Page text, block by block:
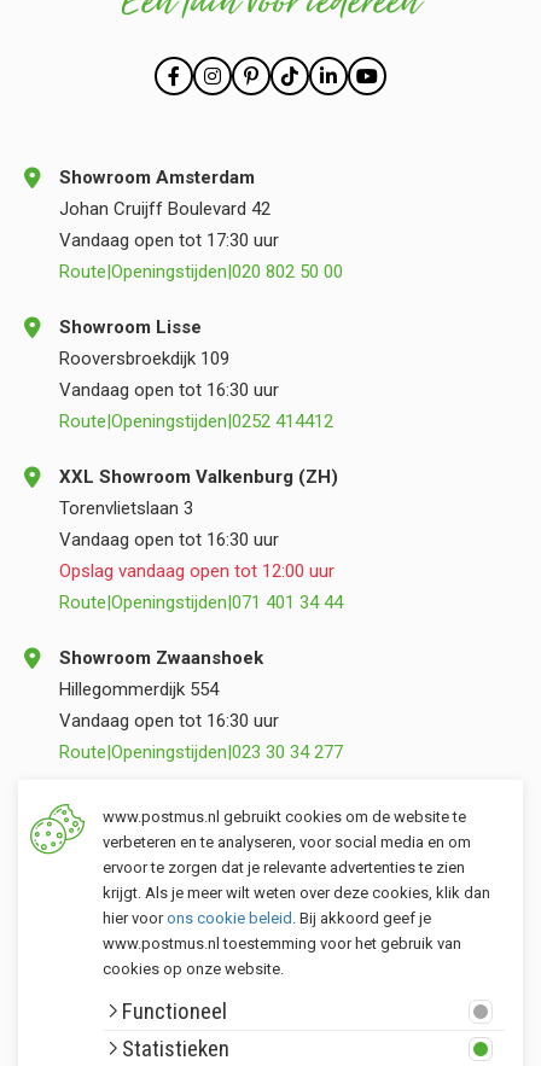
Klantenservice
Postmus merken
Showroom Amsterdam
Johan Cruijff Boulevard 42
Vandaag open tot 17:30 uur
Route|Openingstijden|020 802 50 00
Showroom Lisse
Rooversbroekdijk 109
Vandaag open tot 16:30 uur
Route|Openingstijden|0252 414412
XXL Showroom Valkenburg (ZH)
Torenvlietslaan 3
Vandaag open tot 16:30 uur
Opslag vandaag open tot 12:00 uur
Route|Openingstijden|071 401 34 44
Showroom Zwaanshoek
Hillegommerdijk 554
Vandaag open tot 16:30 uur
Route|Openingstijden|023 30 34 277
Opslag Valkenburg (ZH)
Torenvlietslaan 3
Vandaag open tot 12:00 uur
Route|Openingstijden |071 401 34 44
www.postmus.nl gebruikt cookies om de website te
verbeteren en te analyseren, voor social media en om
ervoor te zorgen dat je relevante advertenties te zien
krijgt. Als je meer wilt weten over deze cookies, klik dan
hier voorons cookie beleid . Bij akkoord geef je
www.postmus.nl toestemming voor het gebruik van
cookies op onze website.
Functioneel
Statistieken